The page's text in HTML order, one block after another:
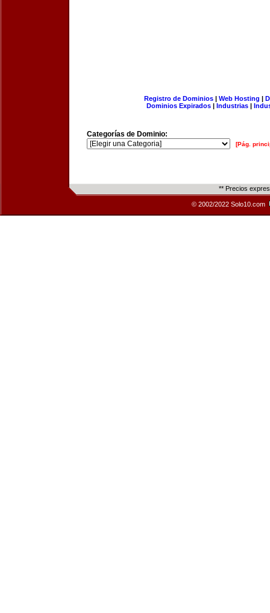
Registro de Dominios| Web Hosting |
Dominios Expirados | Industrias |
Categorías de Dominio:
[Pág.
** Precios
© 2002/2022 Solo10.com